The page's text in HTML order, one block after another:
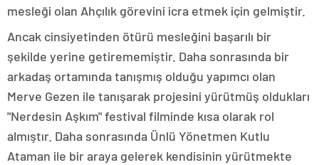
mesleği olan Ahçılık görevini icra etmek için gelmiştir.
Ancak cinsiyetinden ötürü mesleğini başarılı bir
şekilde yerine getirememiştir. Daha sonrasında bir
arkadaş ortamında tanışmış olduğu yapımcı olan
Merve Gezen ile tanışarak projesini yürütmüş oldukları
"Nerdesin Aşkım" festival filminde kısa olarak rol
almıştır. Daha sonrasında Ünlü Yönetmen Kutlu
Ataman ile bir araya gelerek kendisinin yürütmekte